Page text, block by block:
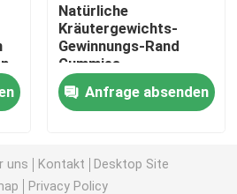
Gewichtszunahme
Gummies
Natürliche
Kräutergewichts-
Gewinnungs-Rand
Gummies-
Nahrungsmittelergänzung
Anfrage absenden
uns Kontakt
Desktop Site
Privacy Policy